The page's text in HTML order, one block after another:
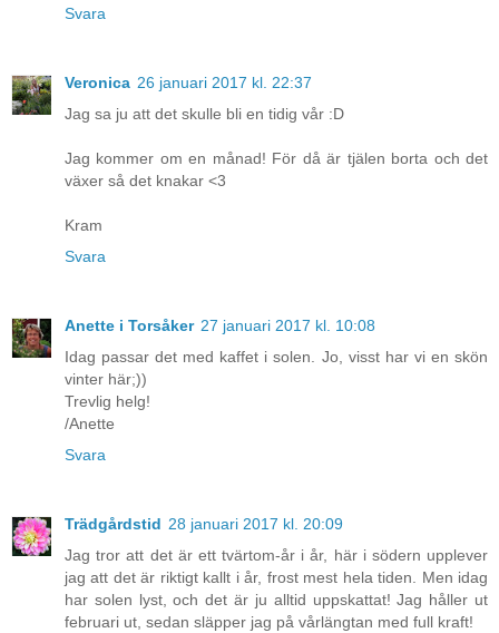
Svara
Veronica 26 januari 2017 kl. 22:37
Jag sa ju att det skulle bli en tidig vår :D
Jag kommer om en månad! För då är tjälen borta och det
växer så det knakar <3
Kram
Svara
Anette i Torsåker 27 januari 2017 kl. 10:08
Idag passar det med kaffet i solen. Jo, visst har vi en skön
vinter här;))
Trevlig helg!
/Anette
Svara
Trädgårdstid 28 januari 2017 kl. 20:09
Jag tror att det är ett tvärtom-år i år, här i södern upplever
jag att det är riktigt kallt i år, frost mest hela tiden. Men idag
har solen lyst, och det är ju alltid uppskattat! Jag håller ut
februari ut, sedan släpper jag på vårlängtan med full kraft!